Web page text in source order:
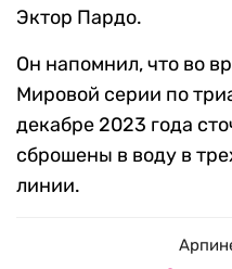
Эктор Пардо.
Он напомнил, что во
Мировой серии по
декабре 2023 года
сброшены в воду в
линии.